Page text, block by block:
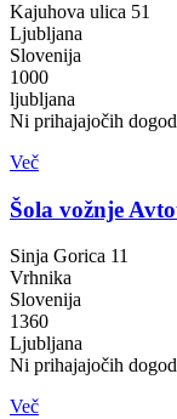
Kajuhova ulica 51
Ljubljana
Slovenija
1000
ljubljana
Ni prihajajočih
Več
Šola vožnje
Sinja Gorica 11
Vrhnika
Slovenija
1360
Ljubljana
Ni prihajajočih
Več